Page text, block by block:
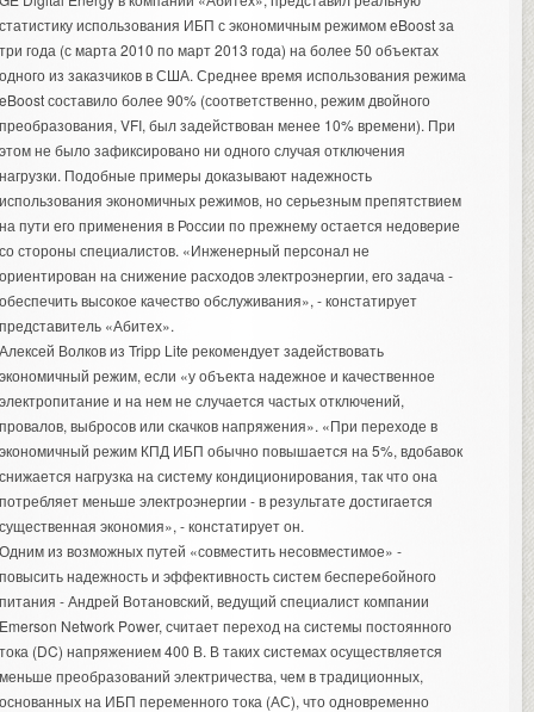
использования ИБП с экономичным режимом eBoost за
года (с марта 2010 по март 2013 года) на более 50 объектах
из заказчиков в США. Среднее время использования режима
составило более 90% (соответственно, режим двойного
VFI, был задействован менее 10% времени). При
не было зафиксировано ни одного случая отключения
Подобные примеры доказывают надежность
экономичных режимов, но серьезным препятствием
пути его применения в России по прежнему остается недоверие
стороны специалистов. «Инженерный персонал не
на снижение расходов электроэнергии, его задача -
высокое качество обслуживания», - констатирует
«Абитех».
Волков из Tripp Lite рекомендует задействовать
режим, если «у объекта надежное и качественное
и на нем не случается частых отключений,
выбросов или скачков напряжения». «При переходе в
режим КПД ИБП обычно повышается на 5%, вдобавок
нагрузка на систему кондиционирования, так что она
меньше электроэнергии - в результате достигается
экономия», - констатирует он.
из возможных путей «совместить несовместимое» -
надежность и эффективность систем бесперебойного
- Андрей Вотановский, ведущий специалист компании
Network Power, считает переход на системы постоянного
(DC) напряжением 400 В. В таких системах осуществляется
преобразований электричества, чем в традиционных,
на ИБП переменного тока (АС), что одновременно